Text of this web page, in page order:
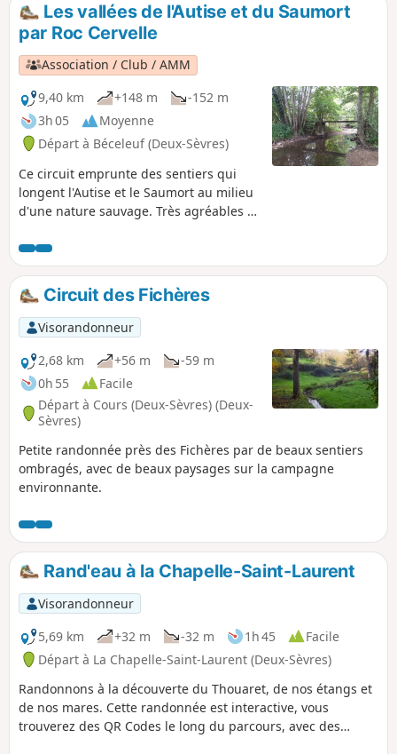
Les vallées de l'Autise et du Saumort
par Roc Cervelle
Association / Club / AMM
9,40 km
+148 m
-152 m
3h 05
Moyenne
Départ à Béceleuf (Deux-Sèvres)
Ce circuit emprunte des sentiers qui
longent l'Autise et le Saumort au milieu
d'une nature sauvage. Très agréables à
chemins peuvent parfois être inondées
ou difficiles par temps de pluie.
Circuit des Fichères
Visorandonneur
2,68 km
+56 m
-59 m
0h 55
Facile
Départ à Cours (Deux-Sèvres) (Deux-
Sèvres)
Petite randonnée près des Fichères par de beaux sentiers
ombragés, avec de beaux paysages sur la campagne
environnante.
Rand'eau à la Chapelle-Saint-Laurent
Visorandonneur
5,69 km
+32 m -32 m 1h 45
Facile
Départ à La Chapelle-Saint-Laurent (Deux-Sèvres)
Randonnons à la découverte du Thouaret, de nos étangs et
de nos mares. Cette randonnée est interactive, vous
trouverez des QR Codes le long du parcours, avec des